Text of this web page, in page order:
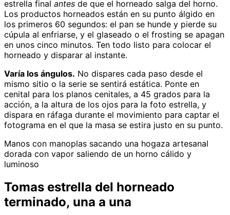
estrella final antes de que el horneado salga del horno.
Los productos horneados están en su punto álgido en
los primeros 60 segundos: el pan se hunde y pierde su
cúpula al enfriarse, y el glaseado o el frosting se apagan
en unos cinco minutos. Ten todo listo para colocar el
horneado y disparar al instante.
Varía los ángulos. No dispares cada paso desde el
mismo sitio o la serie se sentirá estática. Ponte en
cenital para los planos cenitales, a 45 grados para la
acción, a la altura de los ojos para la foto estrella, y
dispara en ráfaga durante el movimiento para captar el
fotograma en el que la masa se estira justo en su punto.
Manos con manoplas sacando una hogaza artesanal
dorada con vapor saliendo de un horno cálido y
luminoso
Tomas estrella del horneado
terminado, una a una